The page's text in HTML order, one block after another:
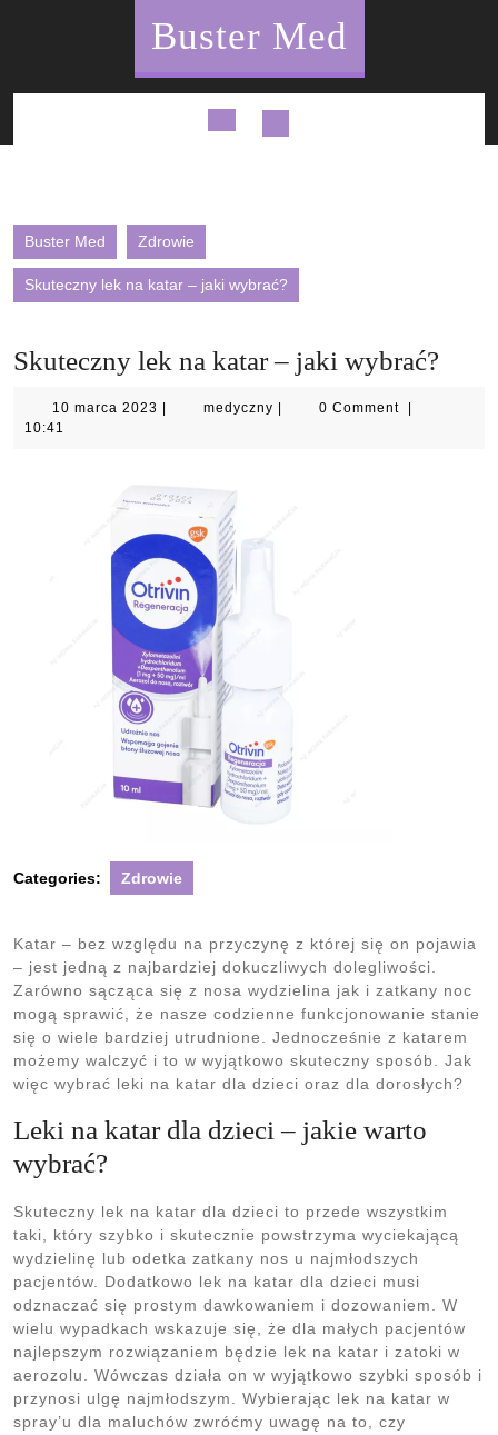
Buster Med
Open
Buster Med Zdrowie
Skuteczny lek na katar – jaki wybrać?
Skuteczny lek na katar – jaki wybrać?
10 marca 2023 10
medyczny medyczny0 Comment
10:41
Categories: Zdrowie
Katar – bez względu na przyczynę z której się on pojawia
– jest jedną z najbardziej dokuczliwych dolegliwości.
Zarówno sącząca się z nosa wydzielina jak i zatkany noc
mogą sprawić, że nasze codzienne funkcjonowanie stanie
się o wiele bardziej utrudnione. Jednocześnie z katarem
możemy walczyć i to w wyjątkowo skuteczny sposób. Jak
więc wybrać leki na katar dla dzieci oraz dla dorosłych?
Leki na katar dla dzieci – jakie warto
wybrać?
Skuteczny lek na katar dla dzieci to przede wszystkim
taki, który szybko i skutecznie powstrzyma wyciekającą
wydzielinę lub odetka zatkany nos u najmłodszych
pacjentów. Dodatkowo lek na katar dla dzieci musi
odznaczać się prostym dawkowaniem i dozowaniem. W
wielu wypadkach wskazuje się, że dla małych pacjentów
najlepszym rozwiązaniem będzie lek na katar i zatoki w
aerozolu. Wówczas działa on w wyjątkowo szybki sposób i
przynosi ulgę najmłodszym. Wybierając lek na katar w
spray’u dla maluchów zwróćmy uwagę na to, czy